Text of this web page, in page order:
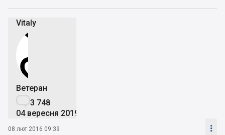
Vitaly
Ветеран
3 748
04 вересня 2019
08 лют 2016 09:39 